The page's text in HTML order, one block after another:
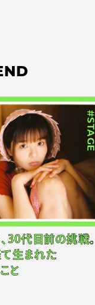
#STAGE
30代目前の挑戦。
生まれた
と